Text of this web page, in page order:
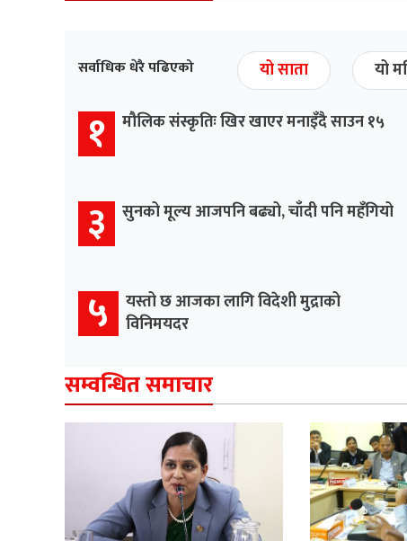
सर्वाधिक धेरै पढिएको यो साता यो
१ मौलिक संस्कृतिः खिर खाएर मनाइँदै साउन १५
३ सुनको मूल्य आजपनि बढ्यो, चाँदी पनि महँगियो
५
यस्तो छ आजका लागि विदेशी मुद्राको
विनिमयदर
सम्वन्धित समाचार